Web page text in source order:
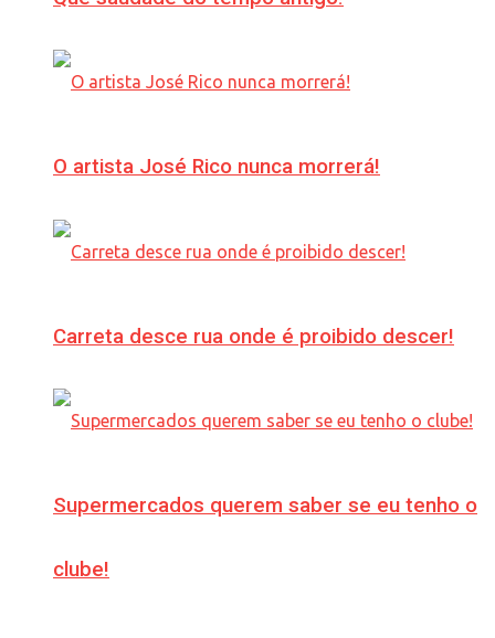
O artista José Rico nunca morrerá!
Carreta desce rua onde é proibido descer!
Supermercados querem saber se eu tenho o
clube!